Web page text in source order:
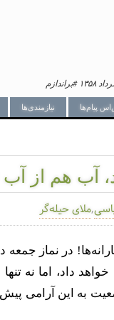
پیام‌ها نیازمندی‌ها
آب هم از
,ملای حیله‌گر
در نماز جمعه
داد، اما نه
به این آرامی پیش